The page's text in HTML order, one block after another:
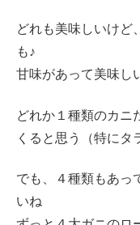
どれも美味しいけど
も♪
甘味があって美味し
どれか１種類のカニ
くると思う（特にタ
でも、４種類もあっ
いね